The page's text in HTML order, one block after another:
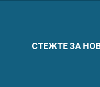
СТЕЖТЕ ЗА